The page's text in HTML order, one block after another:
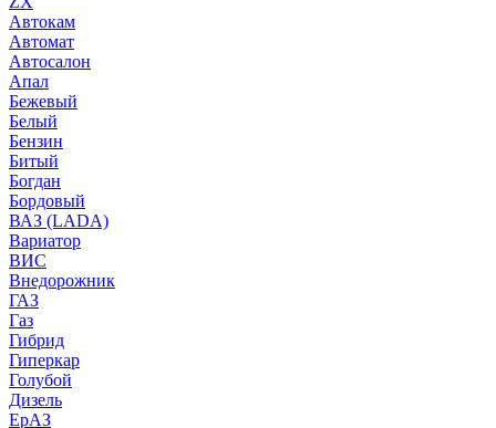
Автокам
Автомат
Автосалон
Апал
Бежевый
Белый
Бензин
Битый
Богдан
Бордовый
ВАЗ (LADA)
Вариатор
ВИС
Внедорожник
ГАЗ
Газ
Гибрид
Гиперкар
Голубой
Дизель
ЕрАЗ